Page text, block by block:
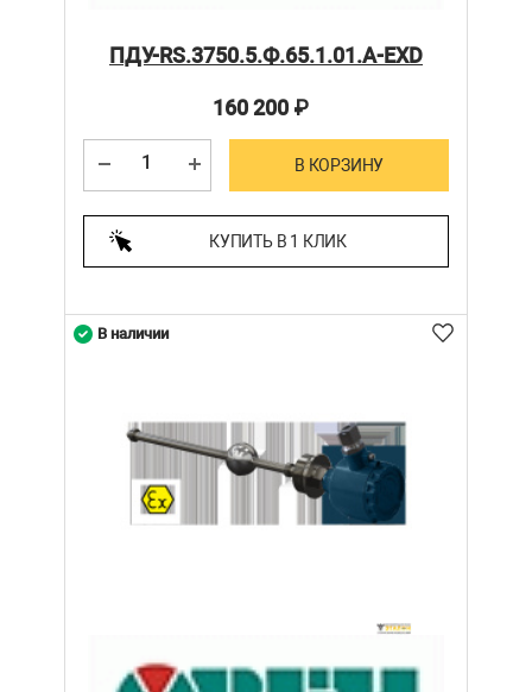
ПДУ-RS.3750.5.Ф.65.1.01.А-ЕХD
160 200₽
В КОРЗИНУ
КУПИТЬ В 1 КЛИК
В наличии